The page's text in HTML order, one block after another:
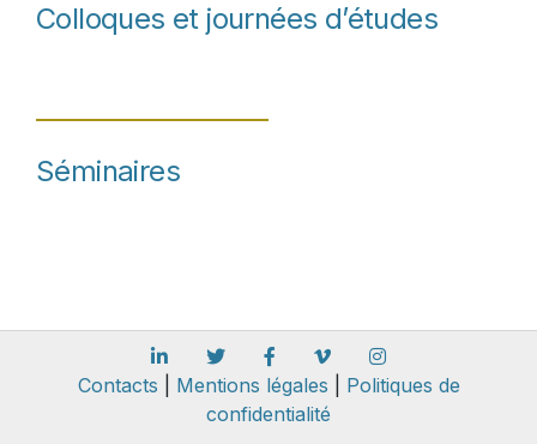
Colloques et journées d’études
Séminaires
Contacts Mentions légales
Politiques de
confidentialité